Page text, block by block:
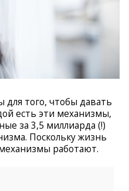
того, чтобы давать
есть эти механизмы,
за 3,5 миллиарда (!)
Поскольку жизнь
работают.